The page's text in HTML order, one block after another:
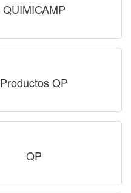
QUIMICAMP
Productos QP
QP